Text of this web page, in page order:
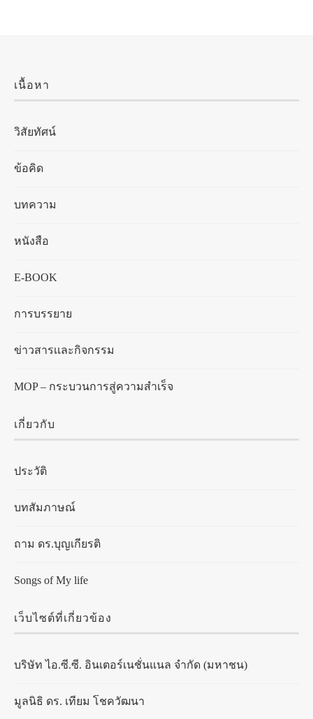
เนื้อหา
วิสัยทัศน์
ข้อคิด
บทความ
หนังสือ
E-BOOK
การบรรยาย
ข่าวสารเเละกิจกรรม
MOP – กระบวนการสู่ความสำเร็จ
เกี่ยวกับ
ประวัติ
บทสัมภาษณ์
ถาม ดร.บุญเกียรติ
Songs of My life
เว็บไซต์ที่เกี่ยวข้อง
บริษัท ไอ.ซี.ซี. อินเตอร์เนชั่นแนล จำกัด (มหาชน)
มูลนิธิ ดร. เทียม โชควัฒนา